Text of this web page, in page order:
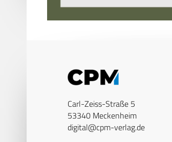
Carl-Zeiss-Straße 5
53340 Meckenheim
digital@cpm-verlag.de